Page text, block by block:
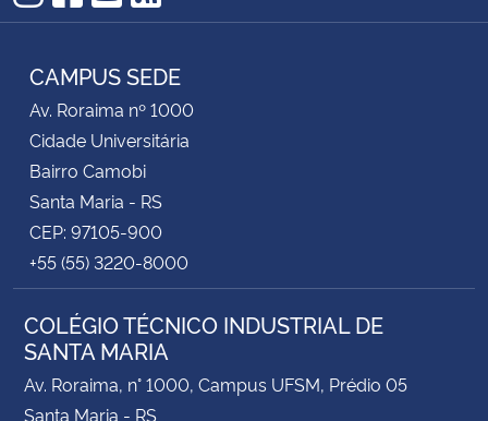
Instagram
Facebook
YouTube
RSS
CAMPUS SEDE
Av. Roraima nº 1000
Cidade Universitária
Bairro Camobi
Santa Maria - RS
CEP: 97105-900
+55 (55) 3220-8000
COLÉGIO TÉCNICO INDUSTRIAL DE
SANTA MARIA
Av. Roraima, n° 1000, Campus UFSM, Prédio 05
Santa Maria - RS